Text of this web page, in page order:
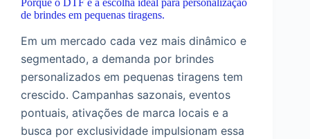
Porque o DTF é a escolha ideal para personalização
de brindes em pequenas tiragens.
Em um mercado cada vez mais dinâmico e
segmentado, a demanda por brindes
personalizados em pequenas tiragens tem
crescido. Campanhas sazonais, eventos
pontuais, ativações de marca locais e a
busca por exclusividade impulsionam essa